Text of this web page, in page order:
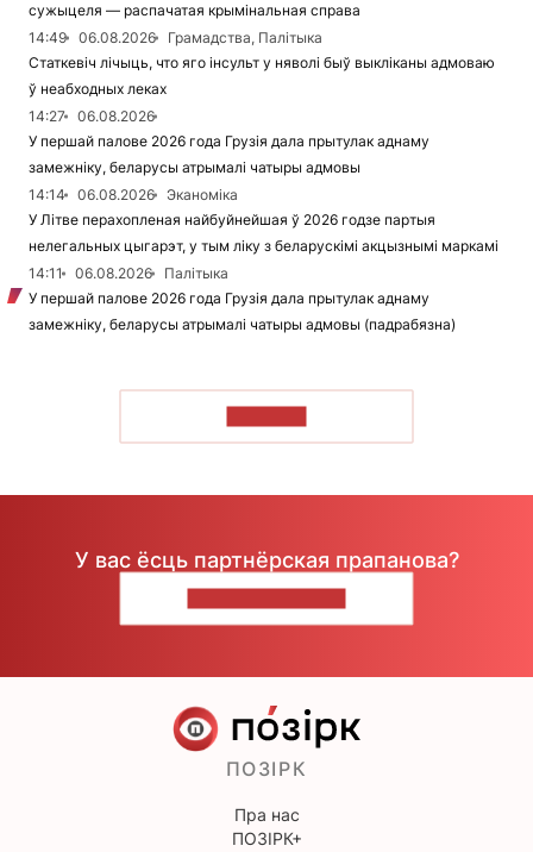
сужыцеля — распачатая крымінальная справа
14:49
06.08.2026
Грамадства, Палітыка
Статкевіч лічыць, что яго інсульт у няволі быў выкліканы адмоваю
ў неабходных леках
14:27
06.08.2026
У першай палове 2026 года Грузія дала прытулак аднаму
замежніку, беларусы атрымалі чатыры адмовы
14:14
06.08.2026
Эканоміка
У Літве перахопленая найбуйнейшая ў 2026 годзе партыя
нелегальных цыгарэт, у тым ліку з беларускімі акцызнымі маркамі
14:11
06.08.2026
Палітыка
У першай палове 2026 года Грузія дала прытулак аднаму
замежніку, беларусы атрымалі чатыры адмовы (падрабязна)
У вас ёсць партнёрская прапанова?
ПОЗІРК
Пра нас
ПОЗІРК+